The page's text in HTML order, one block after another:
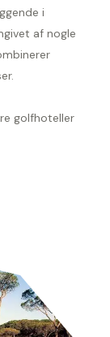
i
af nogle
golfhoteller